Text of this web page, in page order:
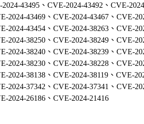
43495、CVE-2024-43492、CVE-
2024-43469、CVE-2024-43467、CVE-
2024-43454、CVE-2024-38263、CVE-
2024-38250、CVE-2024-38249、CVE-
2024-38240、CVE-2024-38239、CVE-
2024-38230、CVE-2024-38228、CVE-
2024-38138、CVE-2024-38119、CVE-
2024-37342、CVE-2024-37341、CVE-
2024-26186、CVE-2024-21416